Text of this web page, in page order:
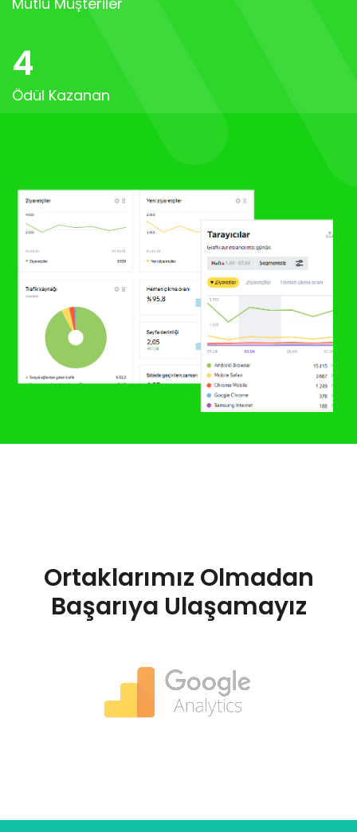
4
Ödül Kazanan
Ortaklarımız Olmadan
Başarıya Ulaşamayız